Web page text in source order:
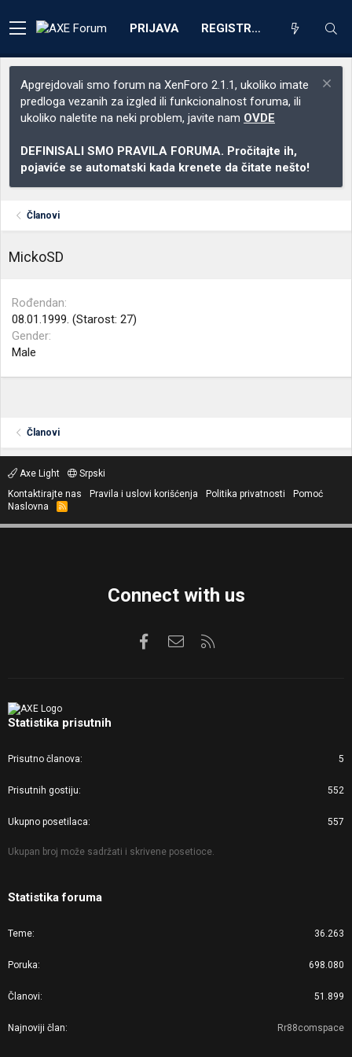
PRIJAVA REGISTRACIJA
Apgrejdovali smo forum na XenForo 2.1.1, ukoliko imate
predloga vezanih za izgled ili funkcionalnost foruma, ili
ukoliko naletite na neki problem, javite nam OVDE
DEFINISALI SMO PRAVILA FORUMA. Pročitajte ih,
pojaviće se automatski kada krenete da čitate nešto!
Članovi
MickoSD
Rođendan
08.01.1999. (Starost: 27)
Gender
Male
Članovi
Axe Light
Srpski
Kontaktirajte nas
Pravila i uslovi korišćenja Politika privatnosti
Pomoć
Naslovna
R
S
Connect with us
FacebookKontaktirajte nas
Statistika prisutnih
Prisutno članova 5
Prisutnih gostiju 552
Ukupno posetilaca 557
Ukupan broj može sadržati i skrivene posetioce.
Statistika foruma
Teme 36.263
Poruka 698.080
Članovi 51.899
Najnoviji član Rr88comspace